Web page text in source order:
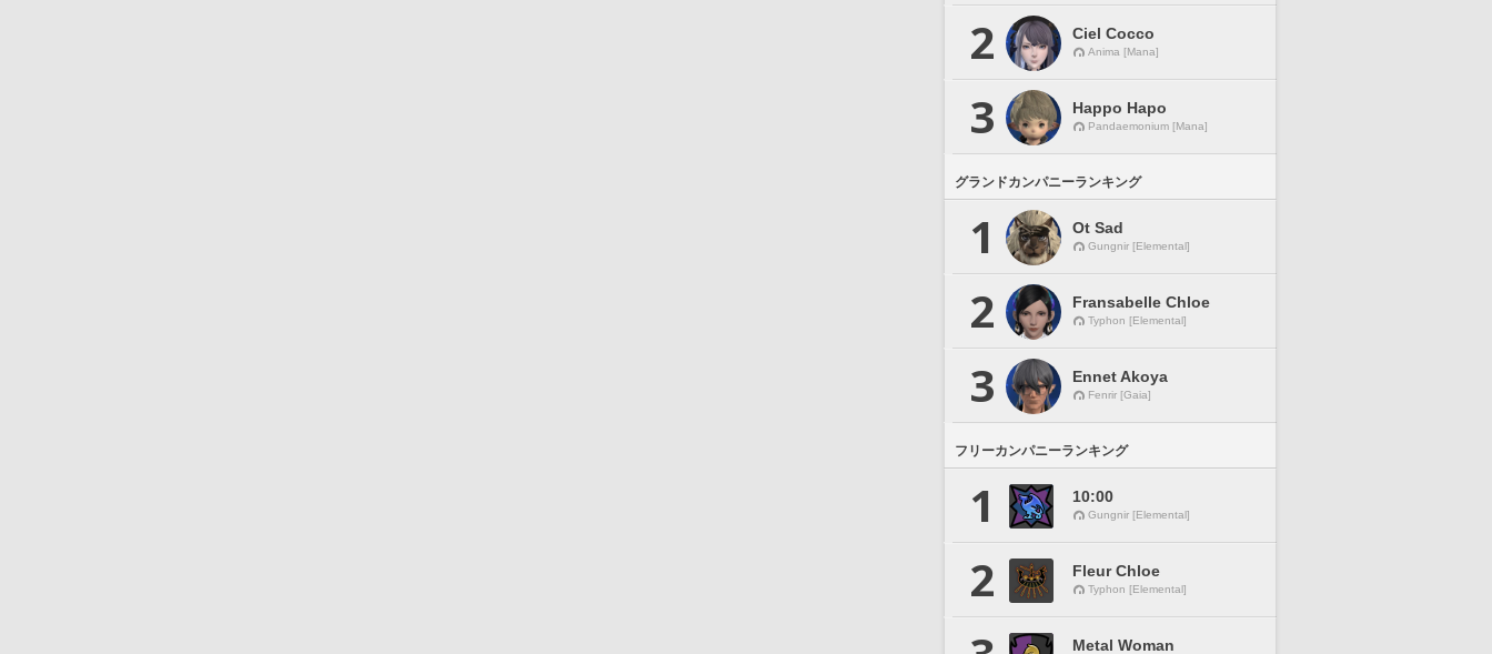
2 Ciel Cocco
Anima [Mana]
3 Happo Hapo
Pandaemonium [Mana]
グランドカンパニーランキング
1 Ot Sad
Gungnir [Elemental]
2 Fransabelle Chloe
Typhon [Elemental]
3 Ennet Akoya
Fenrir [Gaia]
フリーカンパニーランキング
1 10:00
Gungnir [Elemental]
2 Fleur Chloe
Typhon [Elemental]
Metal Woman